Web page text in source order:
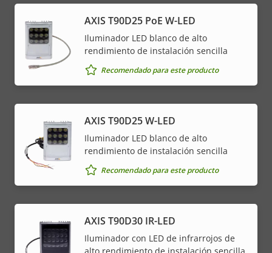
AXIS T90D25 PoE W-LED
Iluminador LED blanco de alto
rendimiento de instalación sencilla
Recomendado para este producto
AXIS T90D25 W-LED
Iluminador LED blanco de alto
rendimiento de instalación sencilla
Recomendado para este producto
AXIS T90D30 IR-LED
Iluminador con LED de infrarrojos de